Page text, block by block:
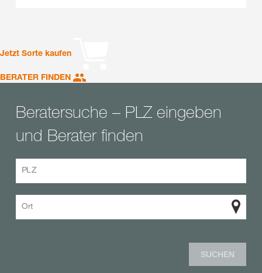
Jetzt Sorte kaufen
BERATER FINDEN
Beratersuche – PLZ eingeben
und Berater finden
PLZ
Ort
SUCHEN